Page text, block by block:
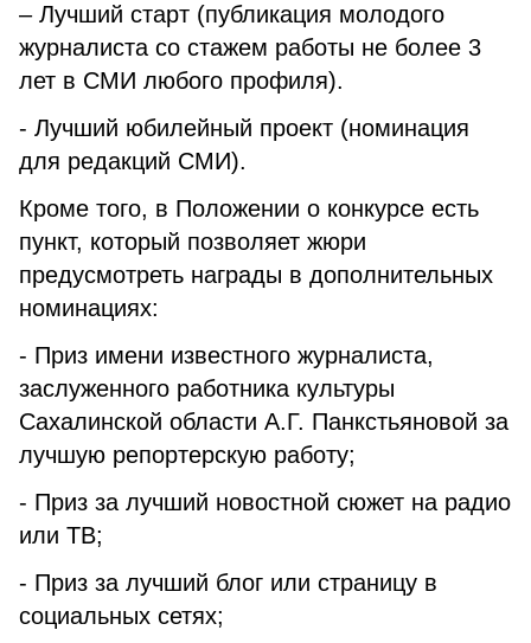
– Лучший старт (публикация молодого
журналиста со стажем работы не более 3
лет в СМИ любого профиля).
- Лучший юбилейный проект (номинация
для редакций СМИ).
Кроме того, в Положении о конкурсе есть
пункт, который позволяет жюри
предусмотреть награды в дополнительных
номинациях:
- Приз имени известного журналиста,
заслуженного работника культуры
Сахалинской области А.Г. Панкстьяновой за
лучшую репортерскую работу;
- Приз за лучший новостной сюжет на радио
или ТВ;
- Приз за лучший блог или страницу в
социальных сетях;